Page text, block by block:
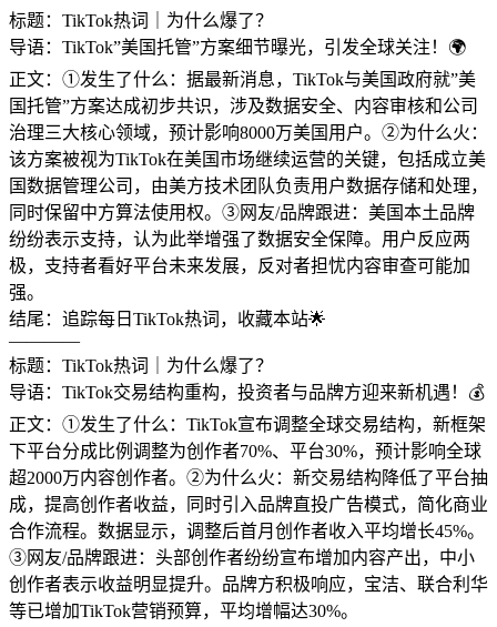
标题：TikTok热词｜为什么爆了？
导语：TikTok”美国托管”方案细节曝光，引发全球关注！🌍
正文：①发生了什么：据最新消息，TikTok与美国政府就”美
国托管”方案达成初步共识，涉及数据安全、内容审核和公司
治理三大核心领域，预计影响8000万美国用户。②为什么火：
该方案被视为TikTok在美国市场继续运营的关键，包括成立美
国数据管理公司，由美方技术团队负责用户数据存储和处理，
同时保留中方算法使用权。③网友/品牌跟进：美国本土品牌
纷纷表示支持，认为此举增强了数据安全保障。用户反应两
极，支持者看好平台未来发展，反对者担忧内容审查可能加
强。
结尾：追踪每日TikTok热词，收藏本站🌟
————
标题：TikTok热词｜为什么爆了？
导语：TikTok交易结构重构，投资者与品牌方迎来新机遇！💰
正文：①发生了什么：TikTok宣布调整全球交易结构，新框架
下平台分成比例调整为创作者70%、平台30%，预计影响全球
超2000万内容创作者。②为什么火：新交易结构降低了平台抽
成，提高创作者收益，同时引入品牌直投广告模式，简化商业
合作流程。数据显示，调整后首月创作者收入平均增长45%。
③网友/品牌跟进：头部创作者纷纷宣布增加内容产出，中小
创作者表示收益明显提升。品牌方积极响应，宝洁、联合利华
等已增加TikTok营销预算，平均增幅达30%。